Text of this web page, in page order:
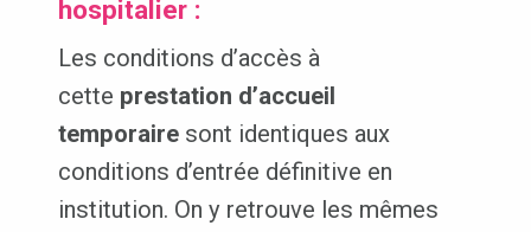
hospitalier :
Les conditions d’accès à
cette prestation d’accueil
temporairesont identiques aux
conditions d’entrée définitive en
institution. On y retrouve les mêmes